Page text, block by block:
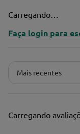
Carregando…
Faça login para
Mais recentes
Carregando